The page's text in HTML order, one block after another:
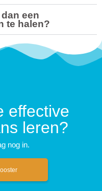
een
te halen?
effective
leren?
nog in.